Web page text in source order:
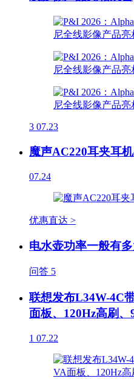
3 07.23
魔声AC220耳夹耳
07.24
优惠直达 >
电水壶功率一般有
问答 5
联想发布L34W-4C
面板、120Hz高刷、
1 07.22